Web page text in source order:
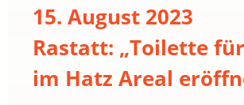
15. August 2023
Rastatt: „Toilette
im Hatz Areal